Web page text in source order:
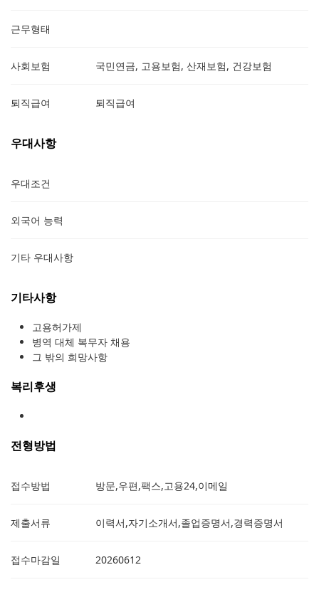
근무형태
사회보험 국민연금, 고용보험, 산재보험, 건강보험
퇴직급여 퇴직급여
우대사항
우대조건
외국어 능력
기타 우대사항
기타사항
고용허가제
병역 대체 복무자 채용
그 밖의 희망사항
복리후생
전형방법
접수방법 방문,우편,팩스,고용24,이메일
제출서류 이력서,자기소개서,졸업증명서,경력증명서
접수마감일 20260612